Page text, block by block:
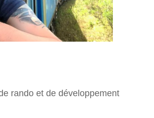
rando et de développement